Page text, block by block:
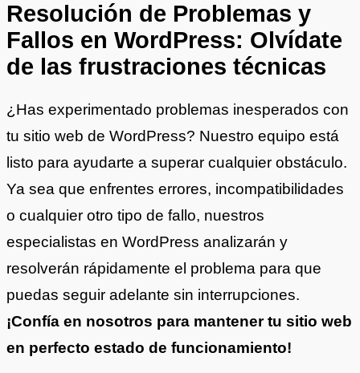
Resolución de Problemas y
Fallos en WordPress: Olvídate
de las frustraciones técnicas
¿Has experimentado problemas inesperados con
tu sitio web de WordPress? Nuestro equipo está
listo para ayudarte a superar cualquier obstáculo.
Ya sea que enfrentes errores, incompatibilidades
o cualquier otro tipo de fallo, nuestros
especialistas en WordPress analizarán y
resolverán rápidamente el problema para que
puedas seguir adelante sin interrupciones.
¡Confía en nosotros para mantener tu sitio web
en perfecto estado de funcionamiento!